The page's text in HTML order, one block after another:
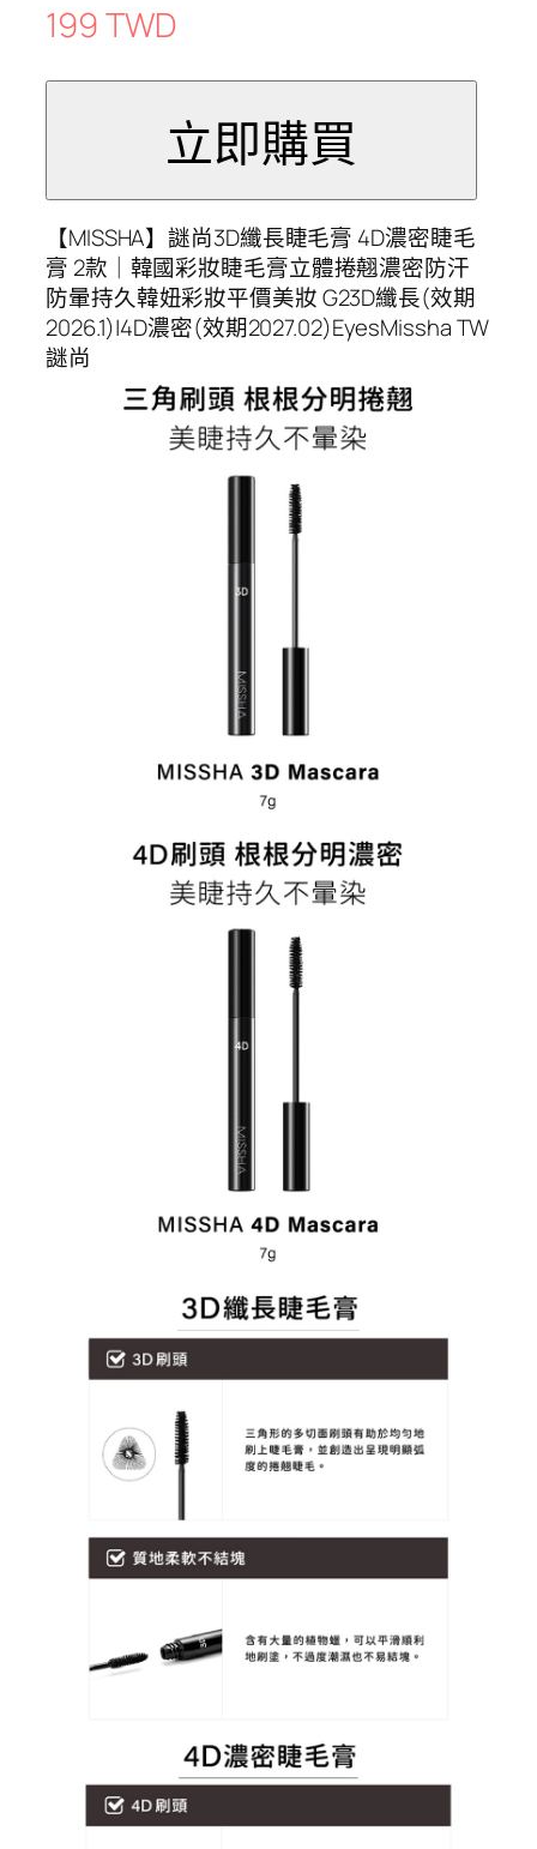
199 TWD
【MISSHA】謎尚3D纖長睫毛膏 4D濃密睫毛
膏 2款｜韓國彩妝睫毛膏立體捲翹濃密防汗
防暈持久韓妞彩妝平價美妝 G23D纖長(效期
2026.1)|4D濃密(效期2027.02)EyesMissha TW
謎尚